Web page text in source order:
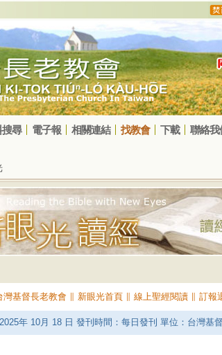
搜尋 電子報 相關連結 找教會 下載 聯絡我
灣基督長老教會∥ 新眼光首頁∥ 線上聖經閱讀∥ 訂報
2025年 10月 18日 發刊時間：每日發刊 單位：台灣基